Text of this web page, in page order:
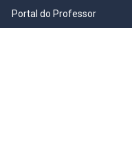
Portal do Professor